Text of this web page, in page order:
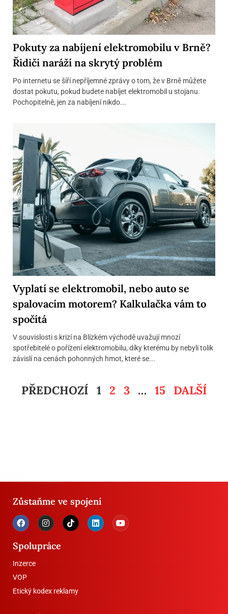
Pokuty za nabíjení elektromobilu v Brně?
Řidiči naráží na skrytý problém
Po internetu se šíří nepříjemné zprávy o tom, že v Brně můžete
dostat pokutu, pokud budete nabíjet elektromobil u stojanu.
Pochopitelně, jen za nabíjení nikdo...
Vyplatí se elektromobil, nebo auto se
spalovacím motorem? Kalkulačka vám to
spočítá
V souvislosti s krizí na Blízkém východě uvažují mnozí
spotřebitelé o pořízení elektromobilu, díky kterému by nebyli tolik
závislí na cenách pohonných hmot, které se...
PŘEDCHOZÍ 1 2 3 … 15 DALŠÍ
Zůstaňme ve spojení
Spolupráce
Inzerce
VOP
Etický kodex reklamy